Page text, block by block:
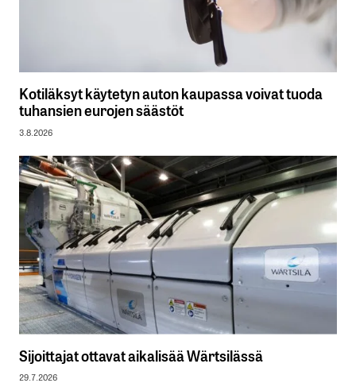
Kotiläksyt käytetyn auton kaupassa voivat tuoda
tuhansien eurojen säästöt
3.8.2026
Sijoittajat ottavat aikalisää Wärtsilässä
29.7.2026